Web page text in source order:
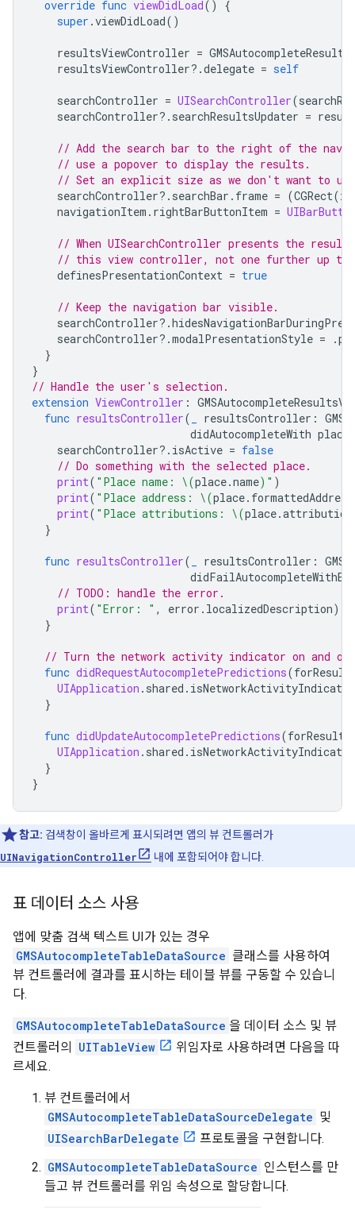
override func viewDidLoad()
{
super .viewDidLoad()
resultsViewController =
resultsViewController?.delegate = self
searchController = UISearchController(
searchController?. searchResultsUpdater =
// Add the search bar to the right of the nav
// use a popover to display the results.
// Set an explicit size as we don't want to
searchController?. searchBar . frame = (CGRect(x
navigationItem . rightBarButtonItem =
// When UISearchController presents the
// this view controller, not one further up
definesPresentationContext = true
// Keep the navigation bar visible.
searchController?.
searchController?.modalPresentationStyle = .
}
}
// Handle the user's selection.
extension ViewController :
func resultsController( resultsController :
didAutocompleteWith place
searchController?. isActive = false
// Do something with the selected place.
print( "Place name: \(place.name) " )
print( "Place address: \(place. formattedAddress
print( "Place attributions: \(place.
}
func resultsController( resultsController :
// TODO: handle the error.
print( "Error: " , error . localizedDescription)
}
// Turn the network activity indicator on and
func didRequestAutocompletePredictions(
UIApplication . shared .
}
func didUpdateAutocompletePredictions(
UIApplication . shared .
}
}
참고: 검색창이 올바르게 표시되려면 앱의 뷰 컨트롤러가
UINavigationController
내에 포함되어야 합니다.
표 데이터 소스 사용
앱에 맞춤 검색 텍스트 UI가 있는 경우
GMSAutocompleteTableDataSource 클래스를 사용하여
뷰 컨트롤러에 결과를 표시하는 테이블 뷰를 구동할 수 있습니
다.
GMSAutocompleteTableDataSource 을 데이터 소스 및 뷰
컨트롤러의
UITableView
위임자로 사용하려면 다음을 따
르세요.
뷰 컨트롤러에서
GMSAutocompleteTableDataSourceDelegate 및
UISearchBarDelegate
프로토콜을 구현합니다.
GMSAutocompleteTableDataSource 인스턴스를 만
들고 뷰 컨트롤러를 위임 속성으로 할당합니다.